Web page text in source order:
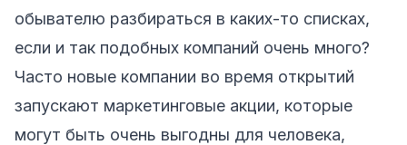
обывателю разбираться в каких-то списках,
если и так подобных компаний очень много?
Часто новые компании во время открытий
запускают маркетинговые акции, которые
могут быть очень выгодны для человека,